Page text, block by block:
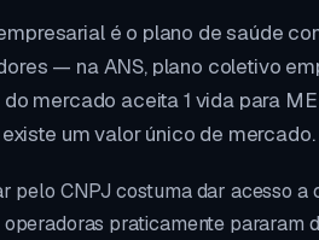
é o plano de saúde
— na ANS, plano coletivo
mercado aceita 1 vida para
um valor único de mercado.
pelo CNPJ costuma dar acesso
praticamente pararam